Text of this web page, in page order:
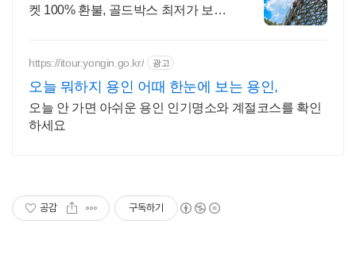
켓 100% 환불, 골드박스 최저가 보장
에서!
https://itour.yongin.go.kr/ 광고
오늘 뭐하지 용인 어때 한눈에 보는 용인,
오늘 안 가면 아쉬운 용인 인기명소와 계절코스를 확인
하세요
공감 구독하기